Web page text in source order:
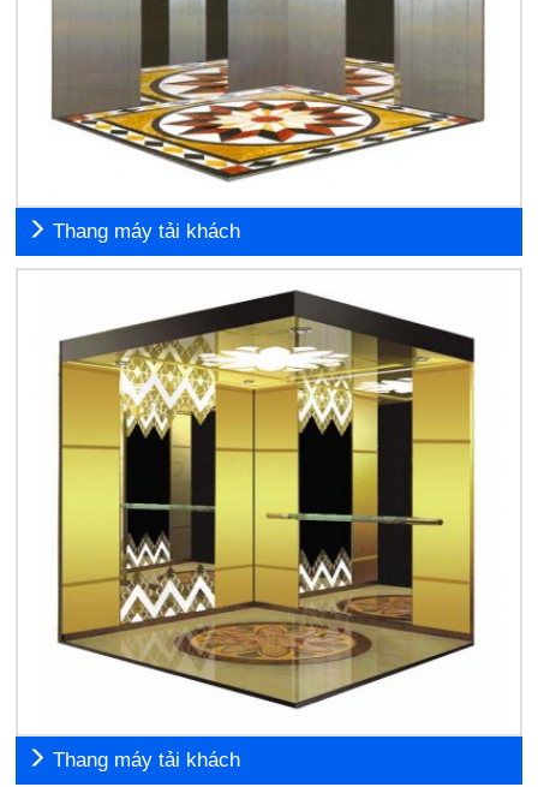
Thang máy tải khách
Thang máy tải khách